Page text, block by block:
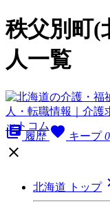
秩父別町(
人一覧
library_books 履歴 favorite キープ 0

北海道 トップ